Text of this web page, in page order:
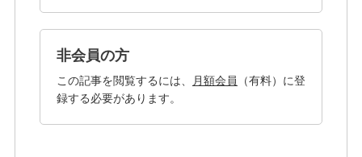
非会員の方
この記事を閲覧するには、 月額会員
（有料）に登
録する必要があります。